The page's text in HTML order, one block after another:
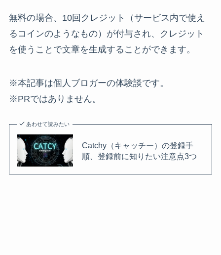
無料の場合、10回クレジット（サービス内で使え
るコインのようなもの）が付与され、クレジット
を使うことで文章を生成することができます。
※本記事は個人ブロガーの体験談です。
※PRではありません。
あわせて読みたい
Catchy（キャッチー）の登録手
順、登録前に知りたい注意点3つ